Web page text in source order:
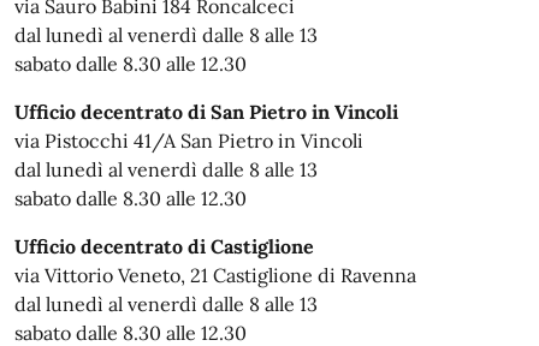
via Sauro Babini 184 Roncalceci
dal lunedì al venerdì dalle 8 alle 13
sabato dalle 8.30 alle 12.30
Ufficio decentrato di San Pietro in Vincoli
via Pistocchi 41/A San Pietro in Vincoli
dal lunedì al venerdì dalle 8 alle 13
sabato dalle 8.30 alle 12.30
Ufficio decentrato di Castiglione
via Vittorio Veneto, 21 Castiglione di Ravenna
dal lunedì al venerdì dalle 8 alle 13
sabato dalle 8.30 alle 12.30